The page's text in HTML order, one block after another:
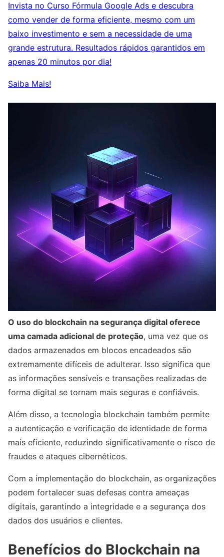
Invista no Curso Fórmula Google Ads e descubra
como vender de forma eficiente, mesmo com um
baixo investimento e sem a necessidade de uma
grande estrutura. Resultados rápidos garantidos em
apenas 20 minutos por dia!
Saiba Mais!
O uso do blockchain na segurança digital oferece
uma camada adicional de proteção, uma vez que os
dados armazenados em blocos encadeados são
extremamente difíceis de adulterar. Isso significa que
as informações sensíveis e transações realizadas de
forma digital se tornam mais seguras e confiáveis.
Além disso, a tecnologia blockchain também permite
a autenticação e verificação de identidade de forma
mais eficiente, reduzindo significativamente o risco de
fraudes e ataques cibernéticos.
Com a implementação do blockchain, as organizações
podem fortalecer suas defesas contra ameaças
digitais, garantindo a integridade e a segurança dos
dados dos usuários e clientes.
Benefícios do Blockchain na